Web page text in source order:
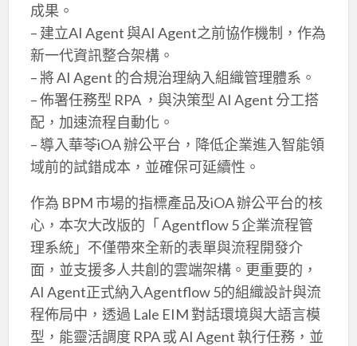
成果。
– 建立AI Agent 與AI Agent之前協作機制，作為
新一代資訊整合架構。
– 將 AI Agent 的合規治理納入組織管理體系。
– 佈署任務型 RPA ，與決策型 AI Agent 分工搭
配，加速流程自動化。
– 導入華苓iOA 辦公平台，降低企業進入智能領
域前的試錯成本，並確保可延續性。
作為 BPM 市場的指標產品及iOA 辦公平台的核
心，本次大改版的「 Agentflow 5 企業流程管
理系統」不僅帶來全新的表單與流程開發介
面，並支援多人共創的雲端架構。更重要的，
AI Agent正式納入Agentflow 5的組織設計與流
程佈局中，透過 Lale EIM 對話環境與大語言模
型，能靈活調度 RPA 或 AI Agent 執行任務，並